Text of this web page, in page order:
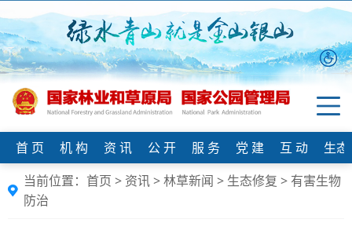
首 页 机 构 资 讯 公 开 服 务 党 建 互 动
生
当前位置： 首页 > 资讯>林草新闻 > 生态修复 > 有害生物
防治